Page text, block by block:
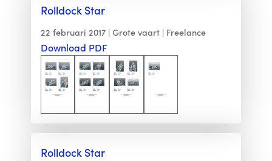
Rolldock Star
22 februari 2017 Grote vaart Freelance
Download PDF
Rolldock Star